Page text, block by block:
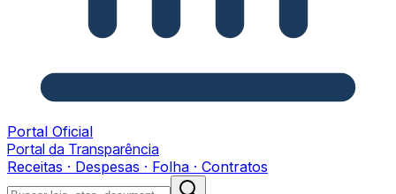
Portal Oficial
Portal da Transparência
Receitas · Despesas · Folha · Contratos